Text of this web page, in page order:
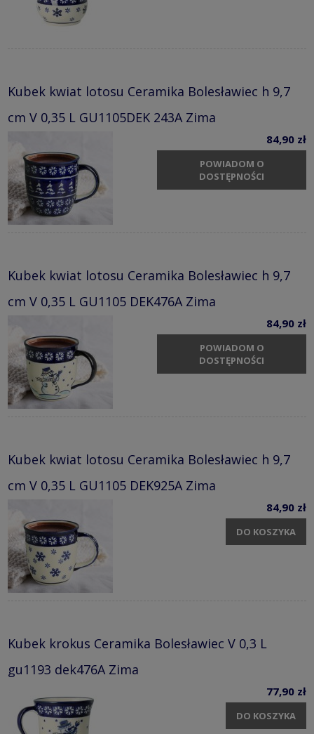
Kubek kwiat lotosu Ceramika Bolesławiec h 9,7
cm V 0,35 L GU1105DEK 243A Zima
84,90 zł
POWIADOM O
DOSTĘPNOŚCI
Kubek kwiat lotosu Ceramika Bolesławiec h 9,7
cm V 0,35 L GU1105 DEK476A Zima
84,90 zł
POWIADOM O
DOSTĘPNOŚCI
Kubek kwiat lotosu Ceramika Bolesławiec h 9,7
cm V 0,35 L GU1105 DEK925A Zima
84,90 zł
DO KOSZYKA
Kubek krokus Ceramika Bolesławiec V 0,3 L
gu1193 dek476A Zima
77,90 zł
DO KOSZYKA